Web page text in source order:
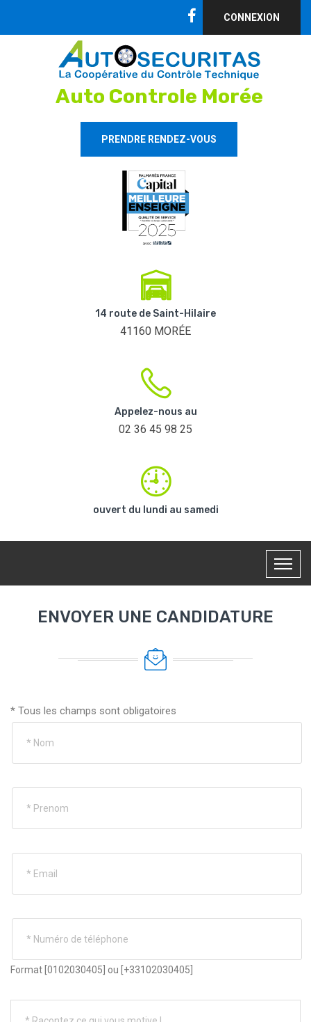
CONNEXION
Auto Controle Morée
PRENDRE RENDEZ-VOUS
14 route de Saint-Hilaire
41160 MORÉE
Appelez-nous au
02 36 45 98 25
ouvert du lundi au samedi
ENVOYER UNE CANDIDATURE
* Tous les champs sont obligatoires
Format [0102030405] ou [+33102030405]